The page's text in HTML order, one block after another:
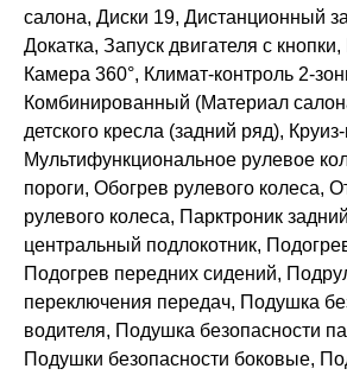
салона, Диски 19, Дистанционный
Докатка, Запуск двигателя с
Камера 360°, Климат-контроль 2-
Комбинированный (Материал
детского кресла (задний ряд),
Мультифункциональное рулевое
пороги, Обогрев рулевого колеса,
рулевого колеса, Парктроник
центральный подлокотник,
Подогрев передних сидений,
переключения передач, Подушка
водителя, Подушка безопасности
Подушки безопасности боковые,